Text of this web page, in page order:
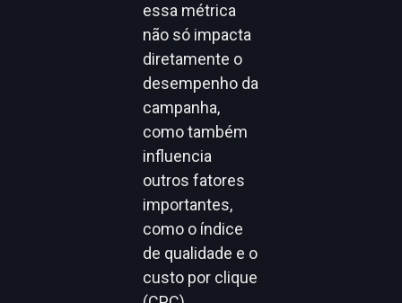
essa métrica
não só impacta
diretamente o
desempenho da
campanha,
como também
influencia
outros fatores
importantes,
como o índice
de qualidade e o
custo por clique